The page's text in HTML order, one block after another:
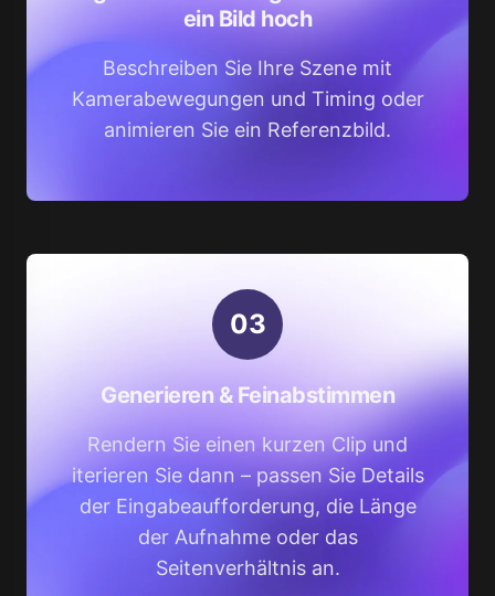
ein Bild hoch
Beschreiben Sie Ihre Szene mit
Kamerabewegungen und Timing oder
animieren Sie ein Referenzbild.
03
Generieren & Feinabstimmen
Rendern Sie einen kurzen Clip und
iterieren Sie dann – passen Sie Details
der Eingabeaufforderung, die Länge
der Aufnahme oder das
Seitenverhältnis an.